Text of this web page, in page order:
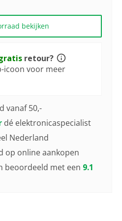
bekijken
retour?
icoon voor meer
vanaf 50,-
dé elektronicaspecialist
Nederland
op online aankopen
beoordeeld met een 9.1